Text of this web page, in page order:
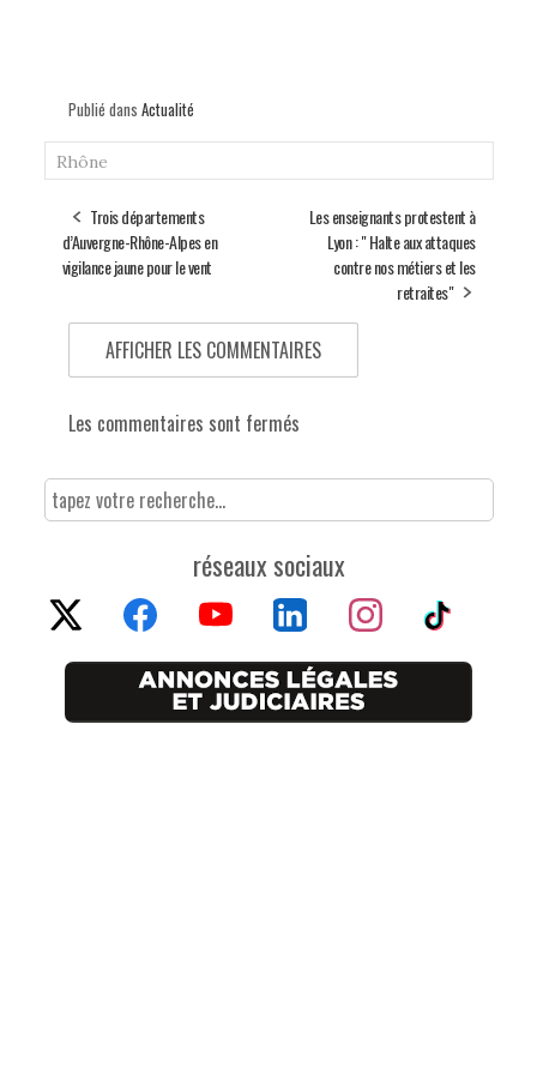
Publié dans Actualité
Rhône
Trois départements
d’Auvergne-Rhône-Alpes en
vigilance jaune pour le vent
Les enseignants protestent à
Lyon : " Halte aux attaques
contre nos métiers et les
retraites"
AFFICHER LES COMMENTAIRES
Les commentaires sont fermés
réseaux sociaux